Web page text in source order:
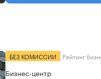
БЕЗ КОМИССИИ Рейтинг
Бизнес-центр